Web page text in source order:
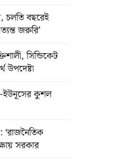
চলতি বছরেই
জরুরি’
সিন্ডিকেট
উপদেষ্টা
ইউনূসের কুশল
‘রাজনৈতিক
সরকার